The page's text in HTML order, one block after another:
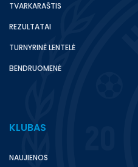
TVARKARAŠTIS
REZULTATAI
TURNYRINĖ LENTELĖ
BENDRUOMENĖ
KLUBAS
NAUJIENOS